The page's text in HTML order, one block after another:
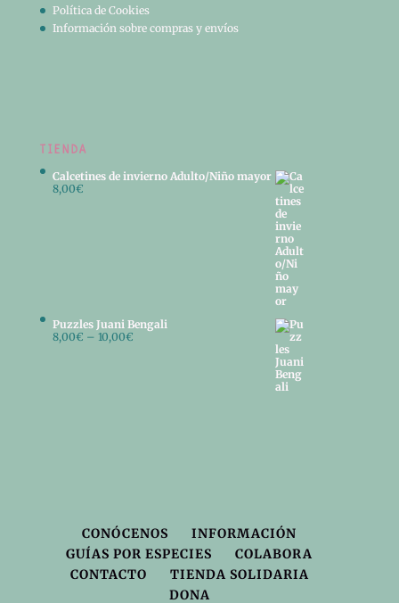
Política de Cookies
Información sobre compras y envíos
TIENDA
Calcetines de invierno Adulto/Niño mayor
8,00€
Puzzles Juani Bengali
8,00€ – 10,00€
CONÓCENOS
INFORMACIÓN
GUÍAS POR ESPECIES
COLABORA
CONTACTO
TIENDA SOLIDARIA
DONA